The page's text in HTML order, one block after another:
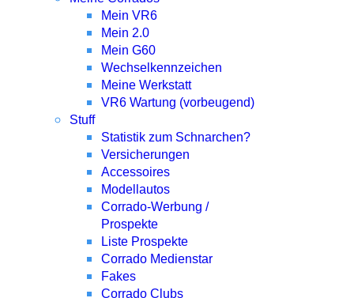
Mein VR6
Mein 2.0
Mein G60
Wechselkennzeichen
Meine Werkstatt
VR6 Wartung (vorbeugend)
Stuff
Statistik zum Schnarchen?
Versicherungen
Accessoires
Modellautos
Corrado-Werbung /
Prospekte
Liste Prospekte
Corrado Medienstar
Fakes
Corrado Clubs